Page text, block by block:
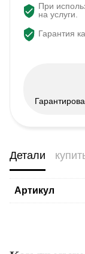
При
на услуги.
Гарантия
Детали
Артикул